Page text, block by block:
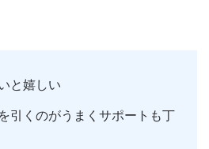
と嬉しい
引くのがうまくサポートも丁